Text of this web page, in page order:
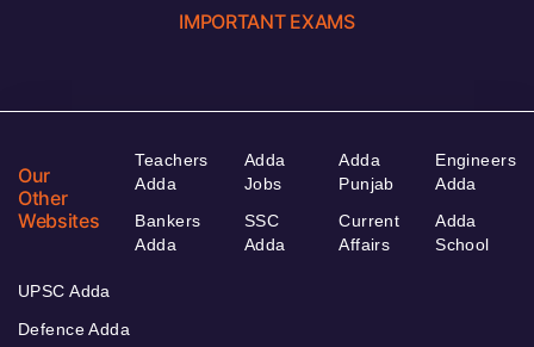
IMPORTANT EXAMS
Our
Other
Websites
Teachers
Adda
Bankers
Adda
Adda
Jobs
SSC
Adda
Adda
Punjab
Current
Affairs
Engineers
Adda
Adda
School
UPSC Adda
Defence Adda